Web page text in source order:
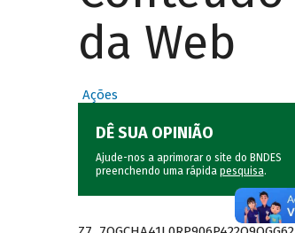
da Web
Ações
DÊ SUA OPINIÃO
Ajude-nos a aprimorar o site do BNDES
preenchendo uma rápida pesquisa.